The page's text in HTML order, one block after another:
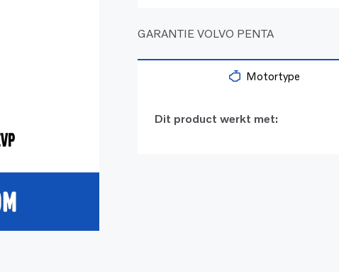
GARANTIE VOLVO PENTA
Motortype
Dit product werkt met: